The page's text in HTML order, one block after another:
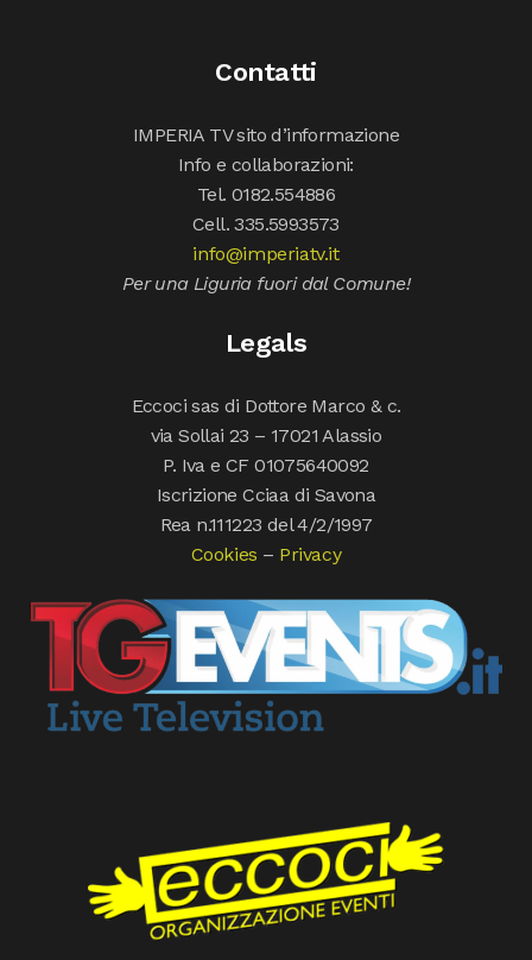
Contatti
IMPERIA TV sito d’informazione
Info e collaborazioni:
Tel. 0182.554886
Cell. 335.5993573
info@imperiatv.it
Per una Liguria fuori dal Comune!
Legals
Eccoci sas di Dottore Marco & c.
via Sollai 23 – 17021 Alassio
P. Iva e CF 01075640092
Iscrizione Cciaa di Savona
Rea n.111223 del 4/2/1997
Cookies – Privacy